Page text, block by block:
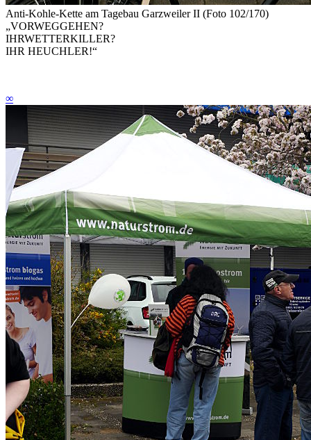
Anti-Kohle-Kette am Tagebau Garzweiler II (Foto 102/170)
„VORWEGGEHEN?
IHRWETTERKILLER?
IHR HEUCHLER!“
∞